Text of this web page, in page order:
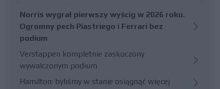
Norris wygrał pierwszy wyścig w 2026 roku.
Ogromny pech Piastriego i Ferrari bez
podium
Verstappen kompletnie zaskoczony
wywalczonym podium
Hamilton: byliśmy w stanie osiągnąć więcej